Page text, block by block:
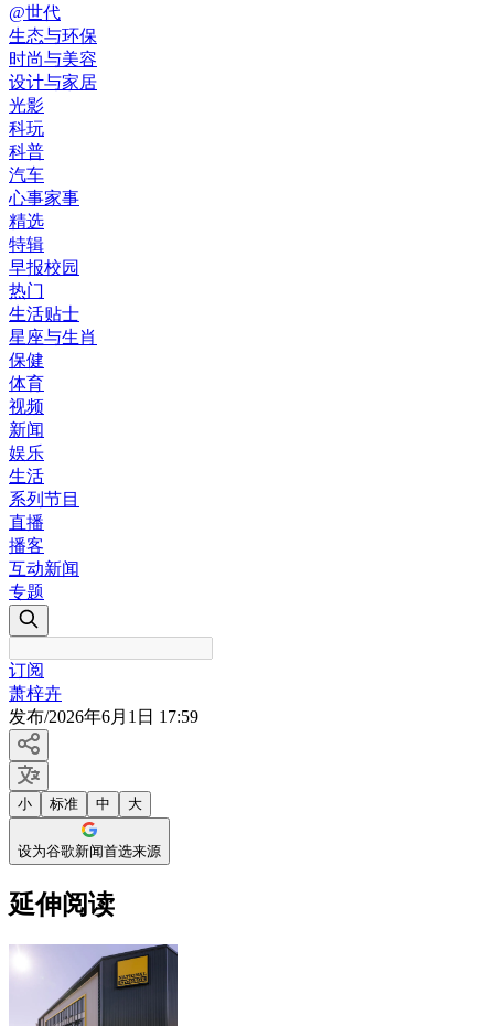
@世代
生态与环保
时尚与美容
设计与家居
光影
科玩
科普
汽车
心事家事
精选
特辑
早报校园
热门
生活贴士
星座与生肖
保健
体育
视频
新闻
娱乐
生活
系列节目
直播
播客
互动新闻
专题
订阅
萧梓卉
发布/2026年6月1日 17:59
小 标准 中 大
设为谷歌新闻首选来源
延伸阅读